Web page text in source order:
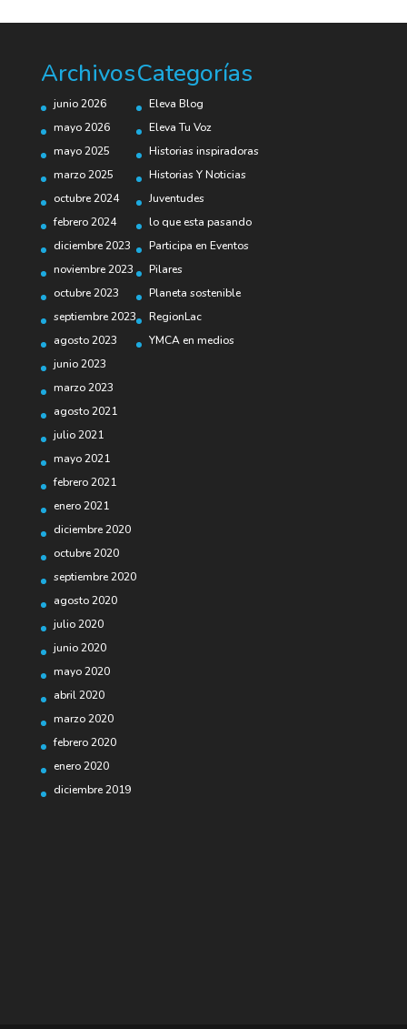
Archivos
junio 2026
mayo 2026
mayo 2025
marzo 2025
octubre 2024
febrero 2024
diciembre 2023
noviembre 2023
octubre 2023
septiembre 2023
agosto 2023
junio 2023
marzo 2023
agosto 2021
julio 2021
mayo 2021
febrero 2021
enero 2021
diciembre 2020
octubre 2020
septiembre 2020
agosto 2020
julio 2020
junio 2020
mayo 2020
abril 2020
marzo 2020
febrero 2020
enero 2020
diciembre 2019
Categorías
Eleva Blog
Eleva Tu Voz
Historias inspiradoras
Historias Y Noticias
Juventudes
lo que esta pasando
Participa en Eventos
Pilares
Planeta sostenible
RegionLac
YMCA en medios